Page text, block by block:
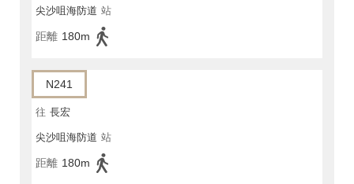
尖沙咀海防道 站
距離 180m
N241
往 長宏
尖沙咀海防道 站
距離 180m